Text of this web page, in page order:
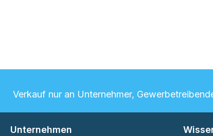
Verkauf nur an Unternehmer,
Unternehmen